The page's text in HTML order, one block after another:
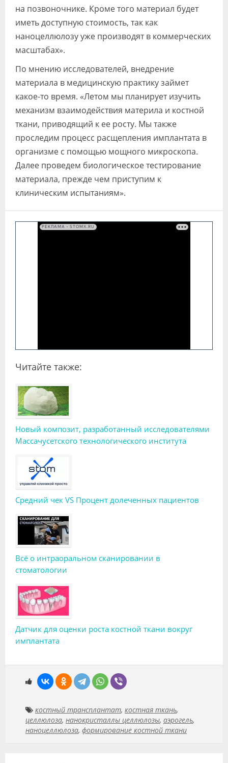
на позвоночнике. Кроме того материал будет
иметь доступную стоимость, так как
наноцеллюлозу уже производят в коммерческих
масштабах».
По мнению исследователей, внедрение
материала в медицинскую практику займет
какое-то время. «Летом мы планирует изучить
механизм взаимодействия материла и костной
ткани, приводящий к ее росту. Мы также
проследим процесс расщепления имплантата в
организме с помощью мощного микроскопа.
Далее проведем биологическое тестирование
материала, прежде чем приступим к
клиническим испытаниям».
РЕКЛАМА • STOMX.RU
Читайте также:
Новый композит, разработанный исследователями
Массачусетского технологического института
Средний чек VS Процент долеченных пациентов
Всё о интраоральном сканировании в
стоматологии
Датчик для оценки роста костной ткани вокруг
имплантата
костный трансплантат, костная ткань,
целлюлоза, нанокристаллы целлюлозы, аэрогель,
наноцеллюлоза, формирование костной ткани